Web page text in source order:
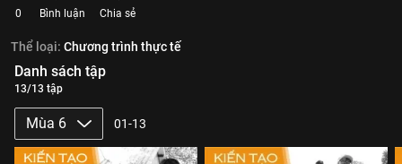
0 Bình luận Chia sẻ
Thể loại: Chương trình thực tế
Danh sách tập
13/13 tập
Mùa 6 01-13